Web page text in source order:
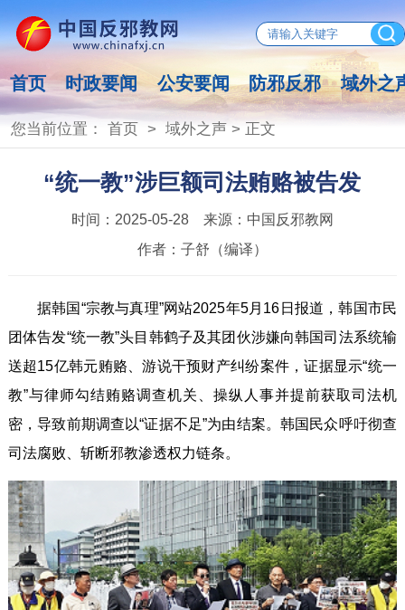
首页 时政要闻 公安要闻 防邪反邪 域外之
您当前位置： 首页> 域外之声> 正文
“统一教”涉巨额司法贿赂被告发
时间： 2025-05-28 来源： 中国反邪教网
作者： 子舒（编译）
据韩国“宗教与真理”网站2025年5月16日报道，韩国市民
团体告发“统一教”头目韩鹤子及其团伙涉嫌向韩国司法系统输
送超15亿韩元贿赂、游说干预财产纠纷案件，证据显示“统一
教”与律师勾结贿赂调查机关、操纵人事并提前获取司法机
密，导致前期调查以“证据不足”为由结案。韩国民众呼吁彻查
司法腐败、斩断邪教渗透权力链条。